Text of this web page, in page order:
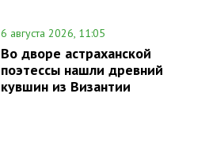
6 августа 2026, 11:05
Во дворе астраханской
поэтессы нашли древний
кувшин из Византии